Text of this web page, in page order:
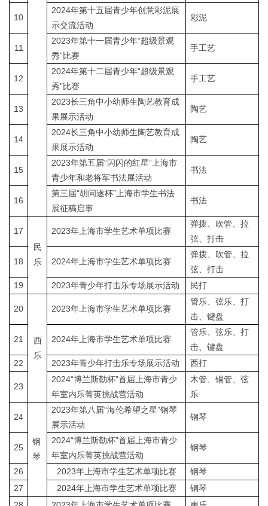
10
2024年第十五届青少年创意彩泥展
示交流活动
彩泥
11
2023年第十一届青少年“超级景观
秀”比赛
手工艺
12
2024年第十二届青少年“超级景观
秀”比赛
手工艺
13
2023长三角中小幼师生陶艺教育成
果展示活动
陶艺
14
2024长三角中小幼师生陶艺教育成
果展示活动
陶艺
15
2023年第五届“闪闪的红星”上海市
青少年和老将军书法展活动
书法
16
第三届“胡问遂杯”上海市学生书法
展征稿启事
书法
17
民
乐
2023年上海市学生艺术单项比赛
弹拨、吹管、拉
弦、打击
18 2024年上海市学生艺术单项比赛
弹拨、吹管、拉
弦、打击
19
2023年青少年打击乐专场展示活动 民打
20
西
乐
2023年上海市学生艺术单项比赛
管乐、弦乐、打
击、键盘
21 2024年上海市学生艺术单项比赛
管乐、弦乐、打
击、键盘
22
2023年青少年打击乐专场展示活动 西打
23
2024“博兰斯勒杯”首届上海市青少
年室内乐菁英挑战营活动
木管、铜管、弦
乐
24
钢
琴
2023年第八届“海伦希望之星”钢琴
展示活动
钢琴
25
2024“博兰斯勒杯”首届上海市青少
年室内乐菁英挑战营活动
钢琴
26 2023年上海市学生艺术单项比赛
钢琴
27
2024年上海市学生艺术单项比赛
钢琴